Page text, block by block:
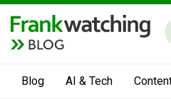
BLOG
Blog AI & Tech